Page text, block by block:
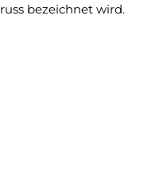
bezeichnet wird.